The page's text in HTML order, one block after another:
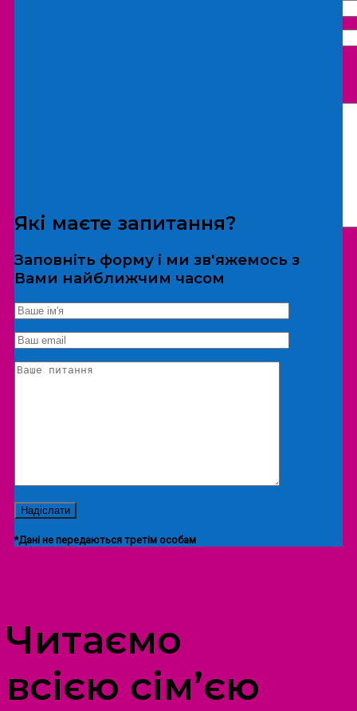
*Дані не передаються третім особам
Екскурсія/локація
Які маєте запитання?
Заповніть форму і ми зв'яжемось з
Вами найближчим часом
*Дані не передаються третім особам
Читаємо
всією сім’єю